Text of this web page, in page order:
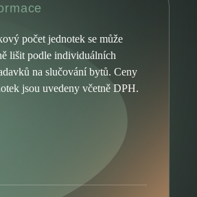
počet jednotek se může
lišit podle individuálních
na slučování bytů. Ceny
jsou uvedeny včetně DPH.